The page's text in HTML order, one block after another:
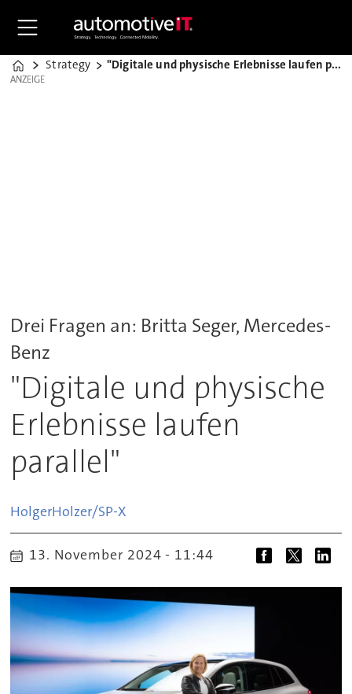
Home
Strategy "Digitale und physische Erlebnisse laufen parallel"
ANZEIGE
ANZEIGE
Drei Fragen an: Britta Seger, Mercedes-
Benz
"Digitale und physische
Erlebnisse laufen
parallel"
HolgerHolzer/SP-X
13. November 2024 - 11:44